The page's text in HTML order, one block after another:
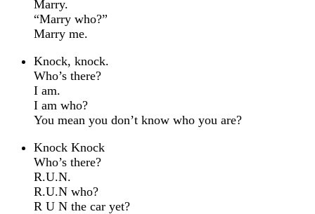
Marry.
“Marry who?”
Marry me.
Knock, knock.
Who’s there?
I am.
I am who?
You mean you don’t know who you are?
Knock Knock
Who’s there?
R.U.N.
R.U.N who?
R U N the car yet?